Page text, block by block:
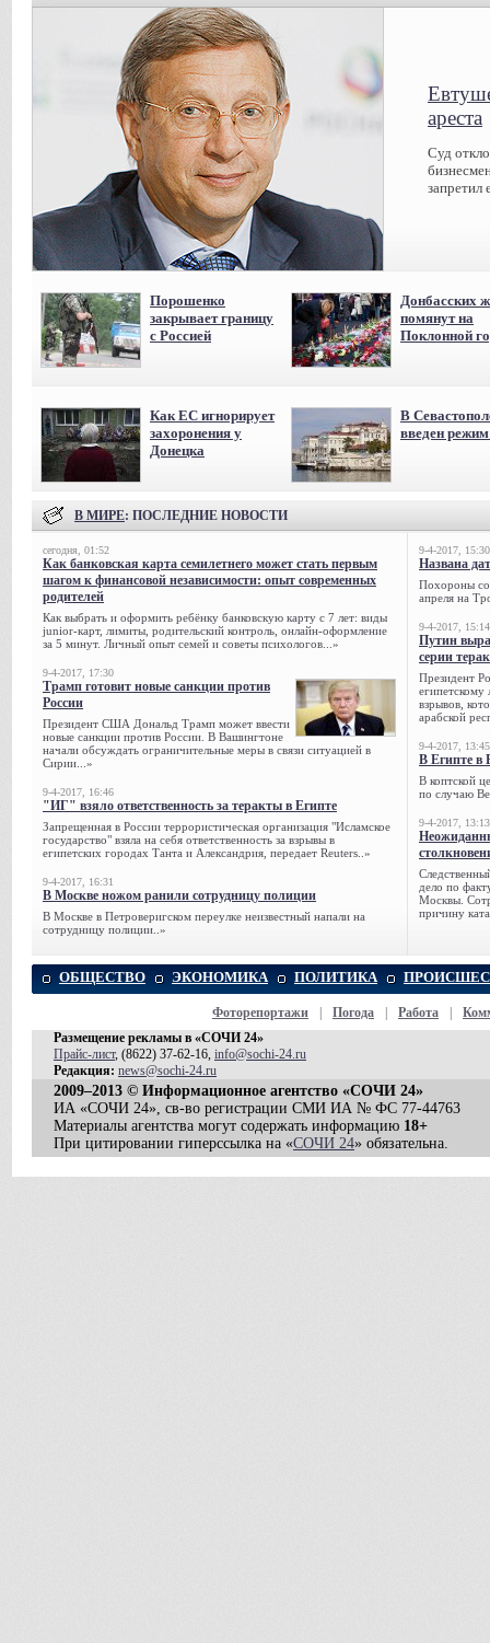
ареста
Суд
запретил
Порошенко
закрывает границу
с Россией
Донбасских
помянут на
Поклонной
Как ЕС игнорирует
захоронения у
Донецка
В
введен
В МИРЕ: ПОСЛЕДНИЕ НОВОСТИ
сегодня, 01:52
Как банковская карта семилетнего может стать первым
шагом к финансовой независимости: опыт современных
родителей
Как выбрать и оформить ребёнку банковскую карту с 7 лет: виды
junior-карт, лимиты, родительский контроль, онлайн-оформление
за 5 минут. Личный опыт семей и советы психологов...»
9-4-2017, 17:30
Трамп готовит новые санкции против
России
Президент США Дональд Трамп может ввести
новые санкции против России. В Вашингтоне
начали обсуждать ограничительные меры в связи ситуацией в
Сирии...»
9-4-2017, 16:46
"ИГ" взяло ответственность за теракты в Египте
Запрещенная в России террористическая организация "Исламское
государство" взяла на себя ответственность за взрывы в
египетских городах Танта и Александрия, передает Reuters..»
9-4-2017, 16:31
В Москве ножом ранили сотрудницу полиции
В Москве в Петроверигском переулке неизвестный напали на
сотрудницу полиции..»
9-4-2017, 15:30
Названа
Похороны
апреля на
9-4-2017, 15:14
Путин
серии
Президент
египетскому
взрывов,
арабской
9-4-2017, 13:45
В Египте в
В коптской
по случаю
9-4-2017, 13:13
дело по
Москвы.
причину
ОБЩЕСТВО ЭКОНОМИКА ПОЛИТИКА
Фоторепортажи Погода Работа
Размещение рекламы в «СОЧИ 24»
Прайс-лист, (8622) 37-62-16, info@sochi-24.ru
Редакция: news@sochi-24.ru
2009–2013 © Информационное агентство «СОЧИ 24»
ИА «СОЧИ 24», св-во регистрации СМИ ИА № ФС 77-44763
Материалы агентства могут содержать информацию 18+
При цитировании гиперссылка на «СОЧИ 24» обязательна.